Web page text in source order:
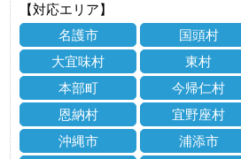
【対応エリア】
名護市
国頭村
大宜味村
東村
本部町
今帰仁村
恩納村
宜野座村
沖縄市
浦添市